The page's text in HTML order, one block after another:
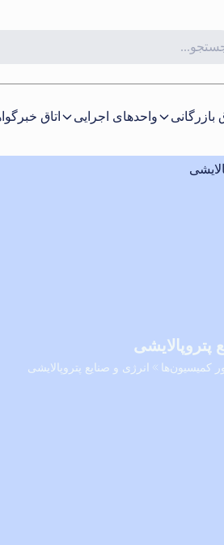
بازرگانی واحدهای اجرایی اتاق خبر
پتروپالایشی
کمیسیون‌ها انرژی و صنایع پتروپالایشی